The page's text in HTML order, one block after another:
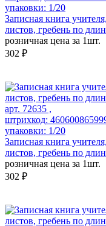
упаковки: 1/20
Записная книга
листов, гребень по
розничная цена за 1шт.
302 ₽
арт. 72635 ,
штрихкод:
упаковки: 1/20
Записная книга
листов, гребень по
розничная цена за 1шт.
302 ₽